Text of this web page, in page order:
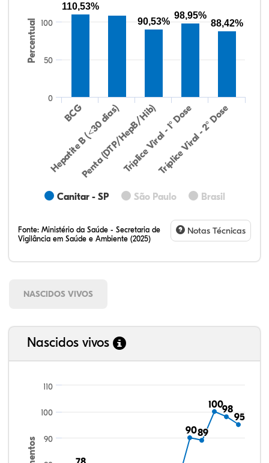
Percentual
Canitar - SP São Paulo Brasil
BCG
Hepatite B (<30 dias)
Penta (DTP/HepB/Hib)Tríplice Viral - 1° Dose
Tríplice Viral - 2° Dose
0
50
100
110,53%
90,53%
98,95%
88,42%
Fonte: Ministério da Saúde - Secretaria de
Vigilância em Saúde e Ambiente (2025)
Notas Técnicas
NASCIDOS VIVOS
Nascidos vivos
90
9089
89
100
10098
98
95
95
90
100
110